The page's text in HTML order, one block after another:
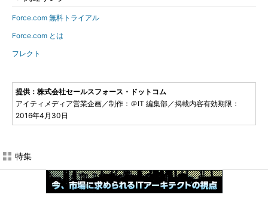
Force.com 無料トライアル
Force.com とは
フレクト
提供：株式会社セールスフォース・ドットコム
アイティメディア営業企画／制作：＠IT 編集部／掲載内容有効期限：
2016年4月30日
特集